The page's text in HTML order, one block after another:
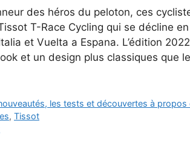
des héros du peloton, ces
T-Race Cycling qui se décline
et Vuelta a Espana. L’édition
et un design plus classiques que
les tests et découvertes à propos
, Tissot